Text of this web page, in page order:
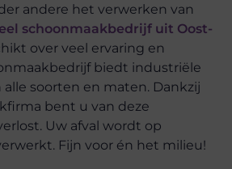
andere het verwerken van
schoonmaakbedrijf uit Oost-
over veel ervaring en
biedt industriële
soorten en maten. Dankzij
bent u van deze
Uw afval wordt op
Fijn voor én het milieu!